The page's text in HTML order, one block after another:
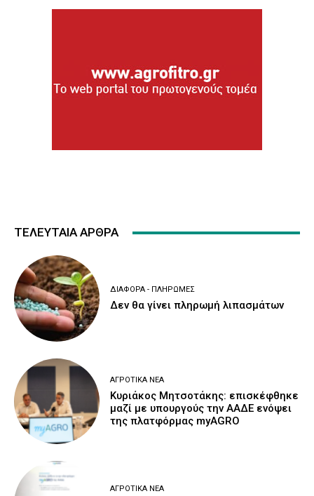
ΤΕΛΕΥΤΑΙΑ ΑΡΘΡΑ
ΔΙΆΦΟΡΑ - ΠΛΗΡΩΜΈΣ
Δεν θα γίνει πληρωμή λιπασμάτων
ΑΓΡΟΤΙΚΆ ΝΈΑ
Κυριάκος Μητσοτάκης: επισκέφθηκε
μαζί με υπουργούς την ΑΑΔΕ ενόψει
της πλατφόρμας myAGRO
ΑΓΡΟΤΙΚΆ ΝΈΑ